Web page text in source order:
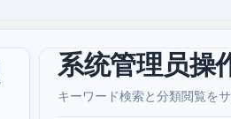
系统管理员操
キーワード検索と分類閲覧を